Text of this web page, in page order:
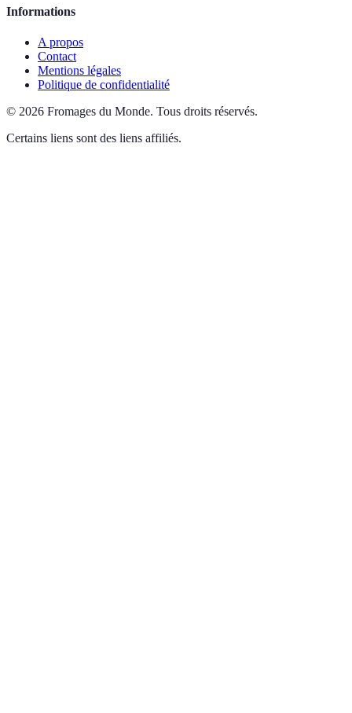
Informations
A propos
Contact
Mentions légales
Politique de confidentialité
© 2026 Fromages du Monde. Tous droits réservés.
Certains liens sont des liens affiliés.